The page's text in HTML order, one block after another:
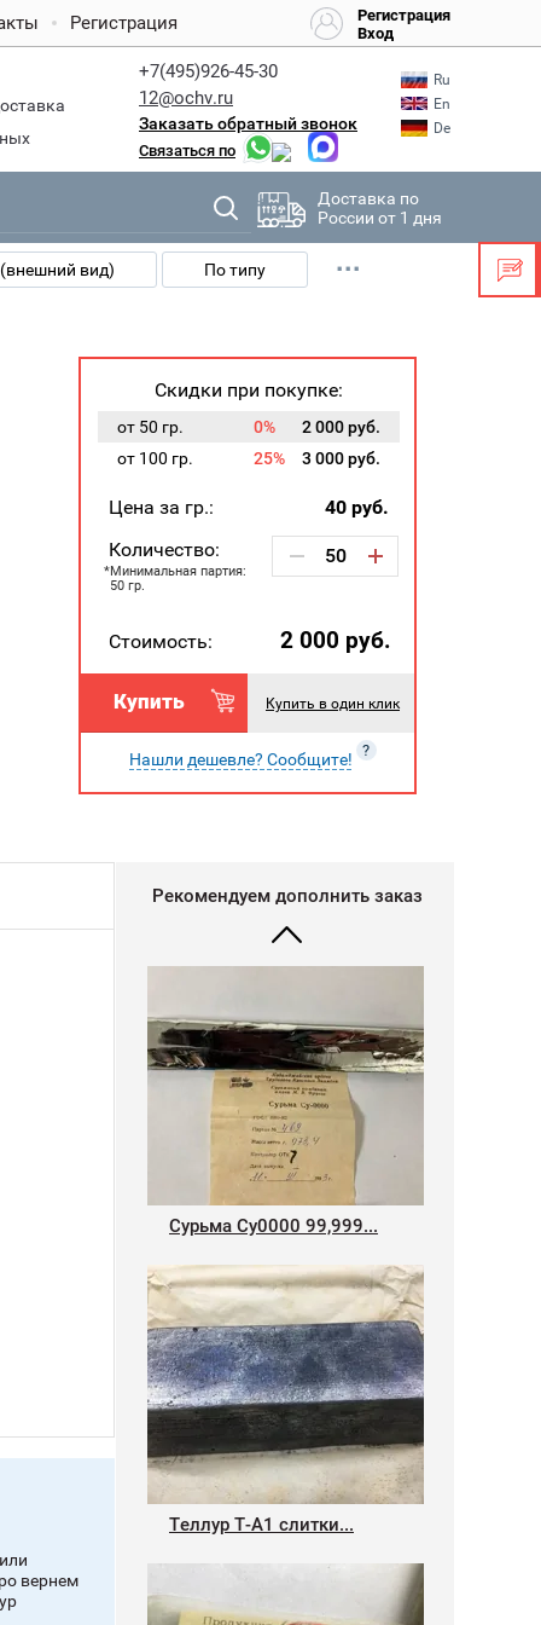
Регистрация
Регистрация
Вход
+7(495)926-45-30
12@ochv.ru
Заказать обратный звонок
Связаться по
Ru
En
De
Доставка по
России от 1 дня
вид) По типу ···
Скидки при покупке:
от 50 гр. 0%
2 000 руб.
от 100 гр.
25% 3 000 руб.
Цена за гр.: 40 руб.
Количество:
Минимальная партия:
50 гр.
Стоимость: 2 000 руб.
Купить Купить в один клик
Нашли дешевле? Сообщите! ?
вернем
Рекомендуем дополнить заказ
Индий ИН000 99,9995%...
Алюминий 99,999% в с...
Сурьма Су0000 99,999...
Теллур Т-А1 слитки...